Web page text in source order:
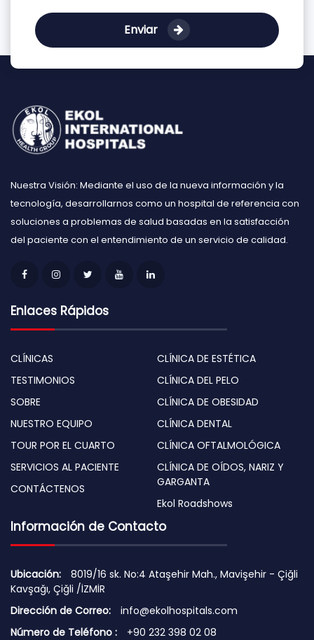
Enviar
Nuestra Visión: Mediante el uso de la nueva información y la
tecnología, desarrollarnos como un hospital de referencia con
soluciones a problemas de salud basadas en la satisfacción
del paciente con el entendimiento de un servicio de calidad.
Enlaces Rápidos
CLÍNICAS
TESTIMONIOS
SOBRE
NUESTRO EQUIPO
TOUR POR EL CUARTO
SERVICIOS AL PACIENTE
CONTÁCTENOS
CLÍNICA DE ESTÉTICA
CLÍNICA DEL PELO
CLÍNICA DE OBESIDAD
CLÍNICA DENTAL
CLÍNICA OFTALMOLÓGICA
CLÍNICA DE OÍDOS, NARIZ Y
GARGANTA
Ekol Roadshows
Información de Contacto
Ubicación:
8019/16 sk. No:4 Ataşehir Mah., Mavişehir - Çiğli
Kavşağı, Çiğli /İZMİR
Dirección de Correo:
info@ekolhospitals.com
Número de Teléfono :
+90 232 398 02 08